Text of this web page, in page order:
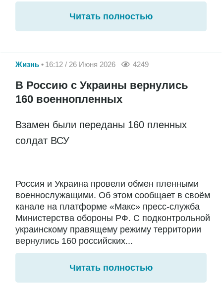
Читать полностью
Жизнь 16:12 / 26 Июня 2026 4249
В Россию с Украины вернулись
160 военнопленных
Взамен были переданы 160 пленных
солдат ВСУ
Россия и Украина провели обмен пленными
военнослужащими. Об этом сообщает в своём
канале на платформе «Макс» пресс-служба
Министерства обороны РФ. С подконтрольной
украинскому правящему режиму территории
вернулись 160 российских...
Читать полностью